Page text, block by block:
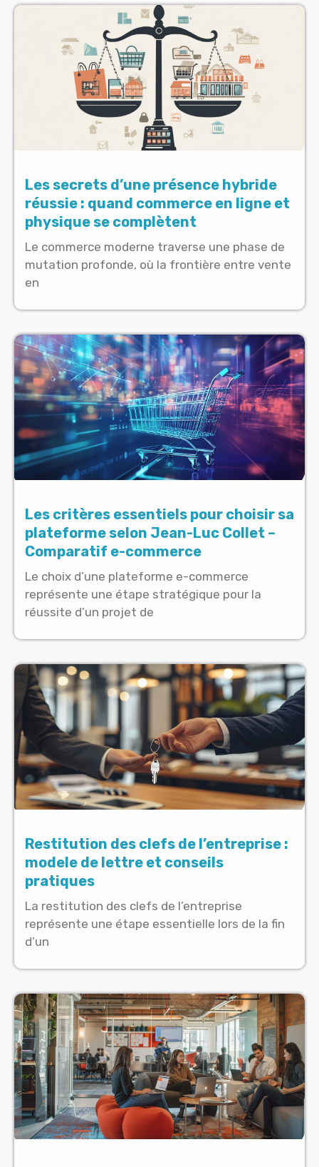
Les secrets d’une présence hybride
réussie : quand commerce en ligne et
physique se complètent
Le commerce moderne traverse une phase de
mutation profonde, où la frontière entre vente
en
Les critères essentiels pour choisir sa
plateforme selon Jean-Luc Collet –
Comparatif e-commerce
Le choix d’une plateforme e-commerce
représente une étape stratégique pour la
réussite d’un projet de
Restitution des clefs de l’entreprise :
modele de lettre et conseils
pratiques
La restitution des clefs de l’entreprise
représente une étape essentielle lors de la fin
d’un